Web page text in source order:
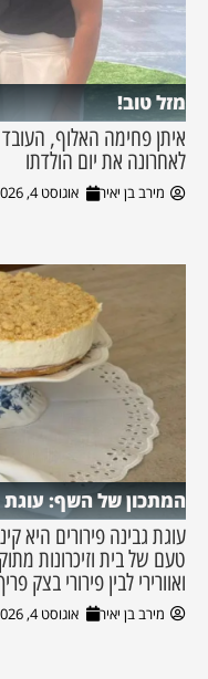
מזל טוב!
איתן פחימה האלוף,
לאחרונה את יום הולדתו
מירב בן יאיר אוגוסט 4, 2026
המתכון של השף: עוגת
עוגת גבינה פירורים היא
טעם של בית וזיכרונות
ואוורירי לבין פירורי בצק
מירב בן יאיר אוגוסט 4, 2026